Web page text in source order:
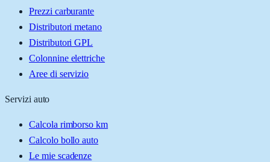
Prezzi carburante
Distributori metano
Distributori GPL
Colonnine elettriche
Aree di servizio
Servizi auto
Calcola rimborso km
Calcolo bollo auto
Le mie scadenze